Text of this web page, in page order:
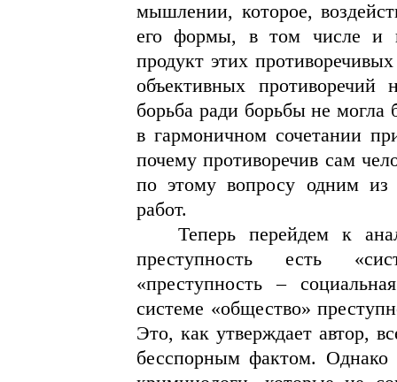
мышлении, которое,
его формы, в том числе и
продукт этих
объективных
борьба ради борьбы не могла
в гармоничном сочетании
почему противоречив сам
по этому вопросу одним из
работ.
Теперь перейдем к
преступность есть
«преступность –
системе «общество»
Это, как утверждает автор,
бесспорным фактом. Однако